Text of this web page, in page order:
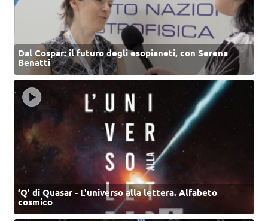
Dal Cospar: il futuro degli esopianeti, con Serena
Benatti
‘Q’ di Quasar - L'universo alla lettera. Alfabeto
cosmico